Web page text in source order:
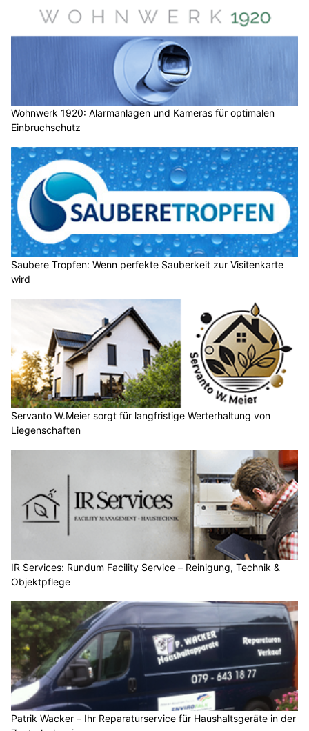
Wohnwerk 1920: Alarmanlagen und Kameras für optimalen
Einbruchschutz
Saubere Tropfen: Wenn perfekte Sauberkeit zur Visitenkarte
wird
Servanto W.Meier sorgt für langfristige Werterhaltung von
Liegenschaften
IR Services: Rundum Facility Service – Reinigung, Technik &
Objektpflege
Patrik Wacker – Ihr Reparaturservice für Haushaltsgeräte in der